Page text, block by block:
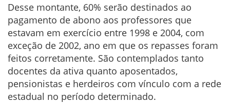
Desse montante, 60% serão destinados ao
pagamento de abono aos professores que
estavam em exercício entre 1998 e 2004, com
exceção de 2002, ano em que os repasses foram
feitos corretamente. São contemplados tanto
docentes da ativa quanto aposentados,
pensionistas e herdeiros com vínculo com a rede
estadual no período determinado.